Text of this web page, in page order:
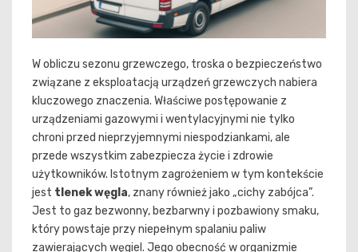
W obliczu sezonu grzewczego, troska o bezpieczeństwo
związane z eksploatacją urządzeń grzewczych nabiera
kluczowego znaczenia. Właściwe postępowanie z
urządzeniami gazowymi i wentylacyjnymi nie tylko
chroni przed nieprzyjemnymi niespodziankami, ale
przede wszystkim zabezpiecza życie i zdrowie
użytkowników. Istotnym zagrożeniem w tym kontekście
jest tlenek węgla, znany również jako „cichy zabójca”.
Jest to gaz bezwonny, bezbarwny i pozbawiony smaku,
który powstaje przy niepełnym spalaniu paliw
zawierających węgiel. Jego obecność w organizmie